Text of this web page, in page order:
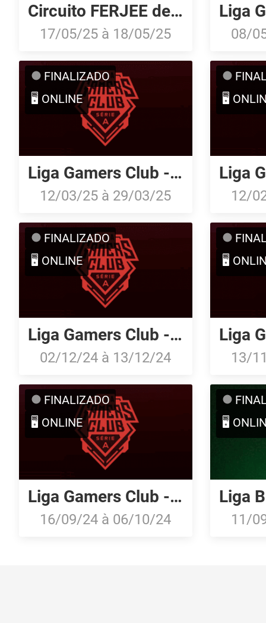
Circuito FERJEE de Esports 2025: Open Qualifier #1
17/05/25 à 18/05/25 08/
FINALIZADO
🖥️ ONLINE
Liga Gamers Club - Série A: Março/25
12/03/25 à 29/03/25
🖥️
12/
FINALIZADO
🖥️ ONLINE
Liga Gamers Club - Série A: Dezembro/24
02/12/24 à 13/12/24
🖥️
13/
FINALIZADO
🖥️ ONLINE
Liga Gamers Club - Série A: Setembro/24
16/09/24 à 06/10/24
🖥️
11/